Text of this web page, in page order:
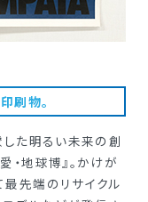
刷物。
た明るい未来の創
・地球博』。かけが
先端のリサイクル